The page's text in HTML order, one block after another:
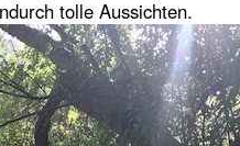
tolle Aussichten.